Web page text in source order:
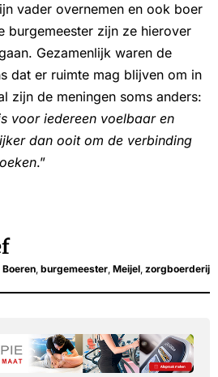
vader overnemen en ook boer
burgemeester zijn ze hierover
Gezamenlijk waren de
dat er ruimte mag blijven om in
zijn de meningen soms anders:
voor iedereen voelbaar en
dan ooit om de verbinding
.”
Boeren, burgemeester, Meijel, zorgboerderij